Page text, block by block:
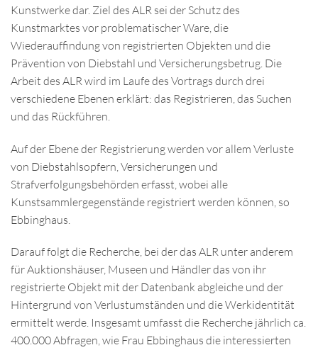
Kunstwerke dar. Ziel des ALR sei der Schutz des
Kunstmarktes vor problematischer Ware, die
Wiederauffindung von registrierten Objekten und die
Prävention von Diebstahl und Versicherungsbetrug. Die
Arbeit des ALR wird im Laufe des Vortrags durch drei
verschiedene Ebenen erklärt: das Registrieren, das Suchen
und das Rückführen.
Auf der Ebene der Registrierung werden vor allem Verluste
von Diebstahlsopfern, Versicherungen und
Strafverfolgungsbehörden erfasst, wobei alle
Kunstsammlergegenstände registriert werden können, so
Ebbinghaus.
Darauf folgt die Recherche, bei der das ALR unter anderem
für Auktionshäuser, Museen und Händler das von ihr
registrierte Objekt mit der Datenbank abgleiche und der
Hintergrund von Verlustumständen und die Werkidentität
ermittelt werde. Insgesamt umfasst die Recherche jährlich ca.
400.000 Abfragen, wie Frau Ebbinghaus die interessierten